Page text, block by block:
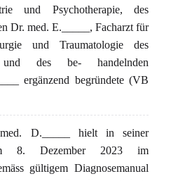
und Psychotherapie, des
Dr. med. E._____, Facharzt für
und Traumatologie des
und des be- handelnden
ergänzend begründete (VB
D._____ hielt in seiner
8. Dezember 2023 im
gültigem Diagnosemanual